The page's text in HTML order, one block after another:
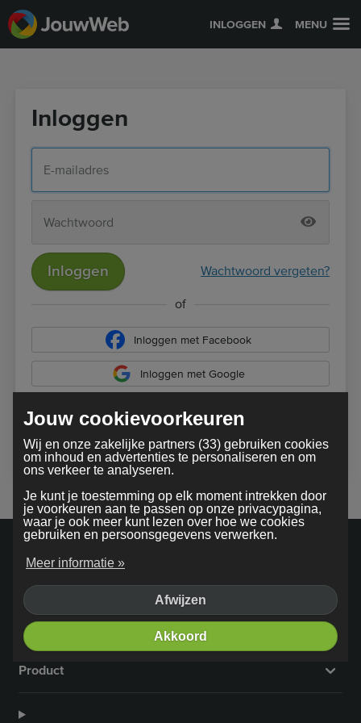
INLOGGEN MENU
Inloggen
Inloggen Wachtwoord vergeten?
of
Inloggen met Facebook
Inloggen met Google
algemene voorwaarden
Bedrijf
Product
Jouw cookievoorkeuren
Wij en onze zakelijke partners (33) gebruiken cookies
om inhoud en advertenties te personaliseren en om
ons verkeer te analyseren.
Je kunt je toestemming op elk moment intrekken door
je voorkeuren aan te passen op onze privacypagina,
waar je ook meer kunt lezen over hoe we cookies
gebruiken en persoonsgegevens verwerken.
Meer informatie »
Afwijzen
Akkoord